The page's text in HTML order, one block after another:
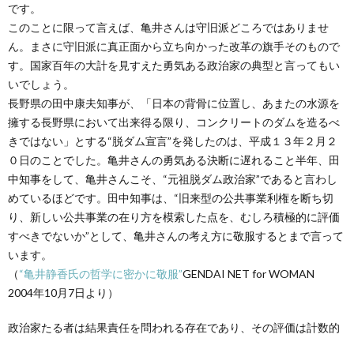
です。
このことに限って言えば、亀井さんは守旧派どころではありませ
ん。まさに守旧派に真正面から立ち向かった改革の旗手そのもので
す。国家百年の大計を見すえた勇気ある政治家の典型と言ってもい
いでしょう。
長野県の田中康夫知事が、「日本の背骨に位置し、あまたの水源を
擁する長野県において出来得る限り、コンクリートのダムを造るべ
きではない」とする“脱ダム宣言”を発したのは、平成１３年２月２
０日のことでした。亀井さんの勇気ある決断に遅れること半年、田
中知事をして、亀井さんこそ、“元祖脱ダム政治家”であると言わし
めているほどです。田中知事は、“旧来型の公共事業利権を断ち切
り、新しい公共事業の在り方を模索した点を、むしろ積極的に評価
すべきでないか”として、亀井さんの考え方に敬服するとまで言って
います。
（“亀井静香氏の哲学に密かに敬服”GENDAI NET for WOMAN
2004年10月7日より）
政治家たる者は結果責任を問われる存在であり、その評価は計数的